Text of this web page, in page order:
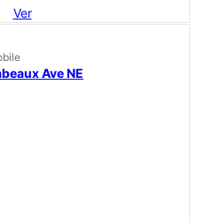
Ver
Ave NE